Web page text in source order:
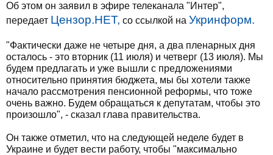
Об этом он заявил в эфире телеканала "Интер",
передает Цензор.НЕТ, со ссылкой на Укринформ.
"Фактически даже не четыре дня, а два пленарных дня
осталось - это вторник (11 июля) и четверг (13 июля). Мы
будем предлагать и уже вышли с предложениями
относительно принятия бюджета, мы бы хотели также
начало рассмотрения пенсионной реформы, что тоже
очень важно. Будем обращаться к депутатам, чтобы это
произошло", - сказал глава правительства.
Он также отметил, что на следующей неделе будет в
Украине и будет вести работу, чтобы "максимально